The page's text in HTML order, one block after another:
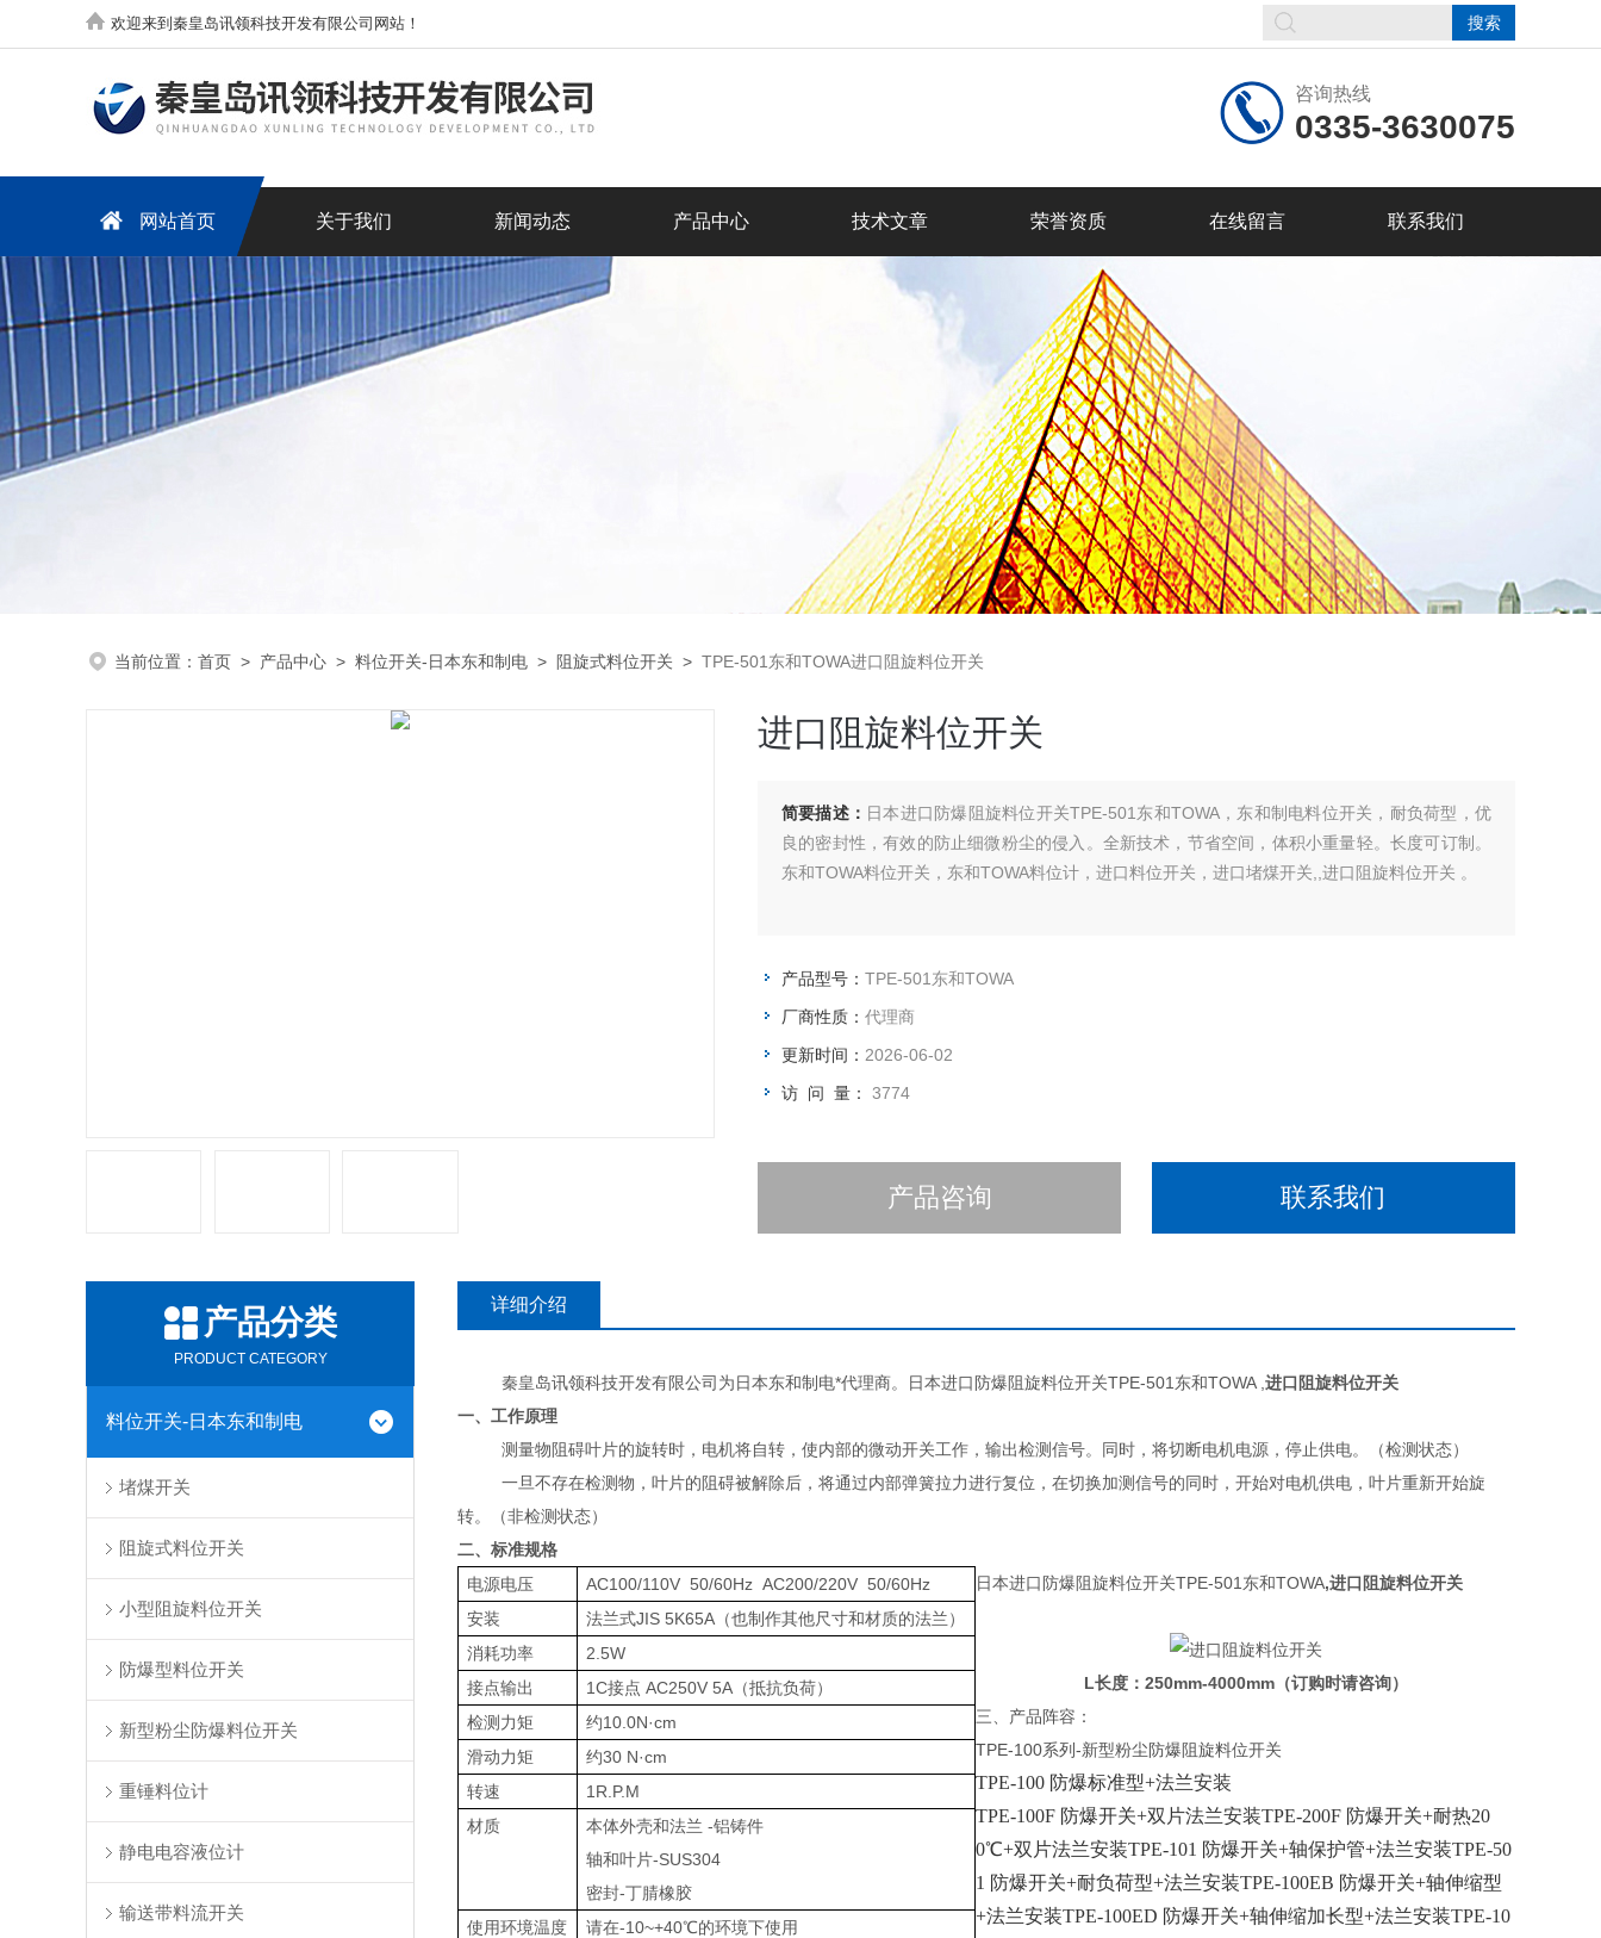
欢迎来到秦皇岛讯领科技开发有限公司网站！
咨询热线
0335-3630075
网站首页 关于我们 新闻动态 产品中心 技术文章 荣誉资质 在线留言 联系我们
当前位置： 首页 > 产品中心 > 料位开关-日本东和制电 > 阻旋式料位开关 > TPE-501东和TOWA进口阻旋料位开关
进口阻旋料位开关
简要描述： 日本进口防爆阻旋料位开关TPE-501东和TOWA，东和制电料位开关，耐负荷型，优
良的密封性，有效的防止细微粉尘的侵入。全新技术，节省空间，体积小重量轻。长度可订制。
东和TOWA料位开关，东和TOWA料位计，进口料位开关，进口堵煤开关,,进口阻旋料位开关 。
产品型号： TPE-501东和TOWA
厂商性质： 代理商
更新时间： 2026-06-02
访 问 量： 3774
产品咨询 联系我们
产品分类
PRODUCT CATEGORY
料位开关-日本东和制电
堵煤开关
阻旋式料位开关
小型阻旋料位开关
防爆型料位开关
新型粉尘防爆料位开关
重锤料位计
静电电容液位计
输送带料流开关
详细介绍
秦皇岛讯领科技开发有限公司为日本东和制电*代理商。日本进口防爆阻旋料位开关TPE-501东和TOWA ,进口阻旋料位开关
一、工作原理
测量物阻碍叶片的旋转时，电机将自转，使内部的微动开关工作，输出检测信号。同时，将切断电机电源，停止供电。（检测状态）
一旦不存在检测物，叶片的阻碍被解除后，将通过内部弹簧拉力进行复位，在切换加测信号的同时，开始对电机供电，叶片重新开始旋
转。（非检测状态）
二、标准规格
电源电压
AC100/110V 50/60Hz AC200/220V 50/60Hz
安装
法兰式JIS 5K65A（也制作其他尺寸和材质的法兰）
消耗功率
2.5W
接点输出
1C接点 AC250V 5A（抵抗负荷）
检测力矩
约10.0N·cm
滑动力矩
约30 N·cm
转速
1R.P.M
材质
本体外壳和法兰 -铝铸件
轴和叶片-SUS304
密封-丁腈橡胶
使用环境温度
请在-10~+40℃的环境下使用
日本进口防爆阻旋料位开关TPE-501东和TOWA,进口阻旋料位开关
L长度：250mm-4000mm（订购时请咨询）
三、 产品阵容：
TPE-100系列-新型粉尘防爆阻旋料位开关
TPE-100 防爆标准型+法兰安装
TPE-100F 防爆开关+双片法兰安装TPE-200F 防爆开关+耐热20
0℃+双片法兰安装TPE-101 防爆开关+轴保护管+法兰安装TPE-50
1 防爆开关+耐负荷型+法兰安装TPE-100EB 防爆开关+轴伸缩型
+法兰安装TPE-100ED 防爆开关+轴伸缩加长型+法兰安装TPE-10